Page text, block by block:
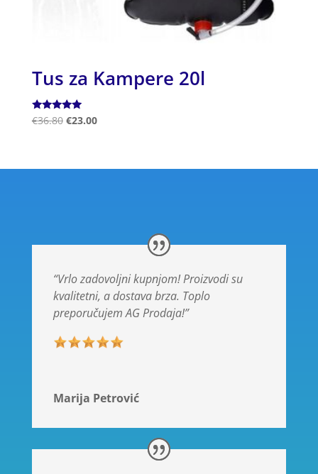
Tus za Kampere 20l
Ocjenjeno
5.00
€36.80 €23.00
“Vrlo zadovoljni kupnjom! Proizvodi su
kvalitetni, a dostava brza. Toplo
preporučujem AG Prodaja!”
Marija Petrović